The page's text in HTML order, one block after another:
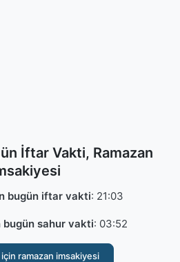
İftar Vakti, Ramazan
bugün iftar vakti: 21:03
bugün sahur vakti: 03:52
ramazan imsakiyesi